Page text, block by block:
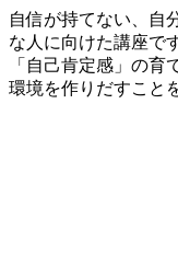
自信が持てない、自
な人に向けた講座で
「自己肯定感」の育
環境を作りだすこと